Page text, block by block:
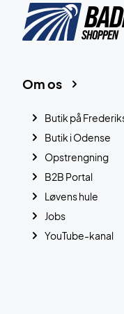
Om os
Butik på
Butik i Odense
Opstrengning
B2B Portal
Løvens hule
Jobs
YouTube-kanal